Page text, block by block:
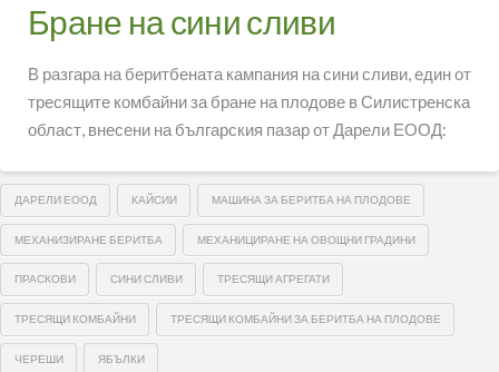
Бране на сини сливи
В разгара на беритбената кампания на сини сливи, един от
тресящите комбайни за бране на плодове в Силистренска
област, внесени на българския пазар от Дарели ЕООД:
ДАРЕЛИ ЕООД КАЙСИИ МАШИНА ЗА БЕРИТБА НА ПЛОДОВЕ
МЕХАНИЗИРАНЕ БЕРИТБА МЕХАНИЦИРАНЕ НА ОВОЩНИ ГРАДИНИ
ПРАСКОВИ СИНИ СЛИВИ ТРЕСЯЩИ АГРЕГАТИ
ТРЕСЯЩИ КОМБАЙНИ ТРЕСЯЩИ КОМБАЙНИ ЗА БЕРИТБА НА ПЛОДОВЕ
ЧЕРЕШИ ЯБЪЛКИ